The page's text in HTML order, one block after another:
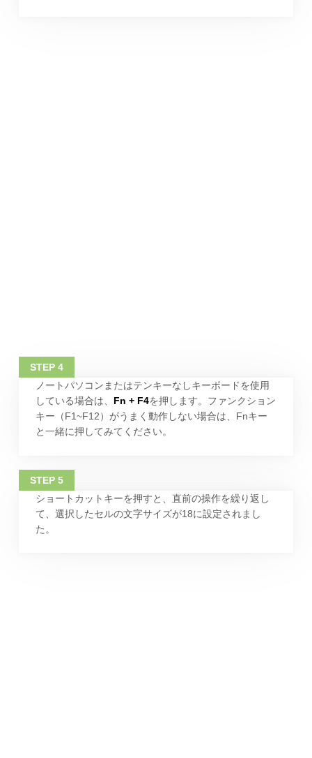
ノートパソコンまたはテンキーなしキーボードを使用
している場合は、 Fn + F4を押します。ファンクション
キー（F1~F12）がうまく動作しない場合は、Fnキー
と一緒に押してみてください。
ショートカットキーを押すと、直前の操作を繰り返し
て、選択したセルの文字サイズが18に設定されまし
た。